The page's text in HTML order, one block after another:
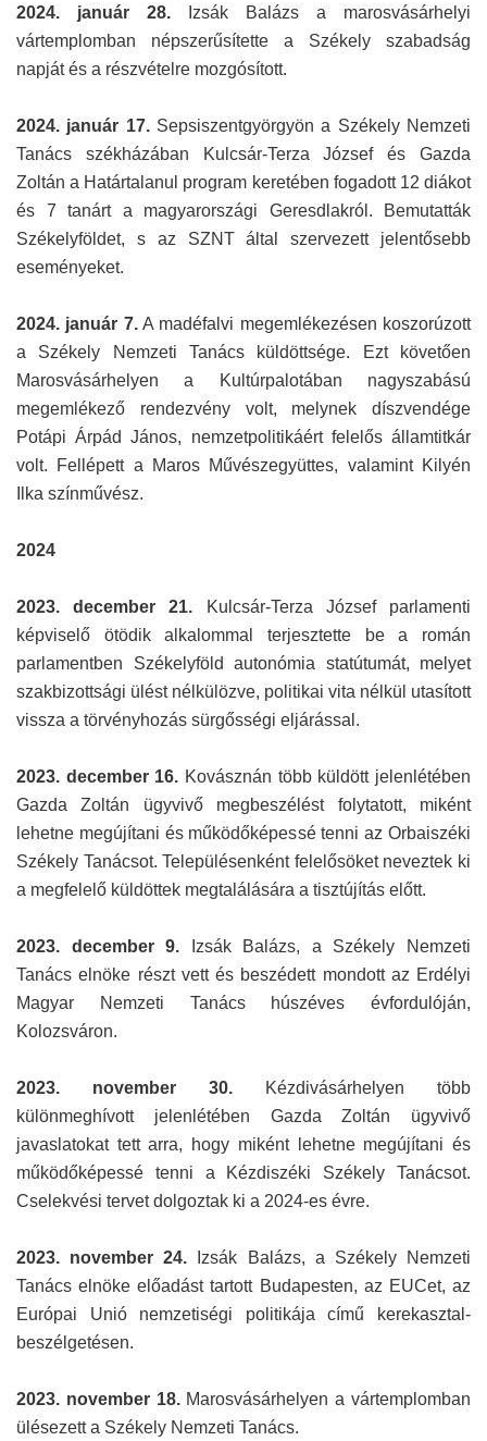
2024. január 28. Izsák Balázs a marosvásárhelyi
vártemplomban népszerűsítette a Székely szabadság
napját és a részvételre mozgósított.
2024. január 17.Sepsiszentgyörgyön a Székely Nemzeti
Tanács székházában Kulcsár-Terza József és Gazda
Zoltán a Határtalanul program keretében fogadott 12 diákot
és 7 tanárt a magyarországi Geresdlakról. Bemutatták
Székelyföldet, s az SZNT által szervezett jelentősebb
eseményeket.
2024. január 7.A madéfalvi megemlékezésen koszorúzott
a Székely Nemzeti Tanács küldöttsége. Ezt követően
Marosvásárhelyen a Kultúrpalotában nagyszabású
megemlékező rendezvény volt, melynek díszvendége
Potápi Árpád János, nemzetpolitikáért felelős államtitkár
volt. Fellépett a Maros Művészegyüttes, valamint Kilyén
Ilka színművész.
2024
2023. december 21. Kulcsár-Terza József parlamenti
képviselő ötödik alkalommal terjesztette be a román
parlamentben Székelyföld autonómia statútumát, melyet
szakbizottsági ülést nélkülözve, politikai vita nélkül utasított
vissza a törvényhozás sürgősségi eljárással.
2023. december 16. Kovásznán több küldött jelenlétében
Gazda Zoltán ügyvivő megbeszélést folytatott, miként
lehetne megújítani és működőképessé tenni az Orbaiszéki
Székely Tanácsot. Településenként felelősöket neveztek ki
a megfelelő küldöttek megtalálására a tisztújítás előtt.
2023. december 9. Izsák Balázs, a Székely Nemzeti
Tanács elnöke részt vett és beszédett mondott az Erdélyi
Magyar Nemzeti Tanács húszéves évfordulóján,
Kolozsváron.
2023. november 30. Kézdivásárhelyen több
különmeghívott jelenlétében Gazda Zoltán ügyvivő
javaslatokat tett arra, hogy miként lehetne megújítani és
működőképessé tenni a Kézdiszéki Székely Tanácsot.
Cselekvési tervet dolgoztak ki a 2024-es évre.
2023. november 24.
Izsák Balázs, a Székely Nemzeti
Tanács elnöke előadást tartott Budapesten, az EUCet, az
Európai Unió nemzetiségi politikája című kerekasztal-
beszélgetésen.
2023. november 18.Marosvásárhelyen a vártemplomban
ülésezett a Székely Nemzeti Tanács.